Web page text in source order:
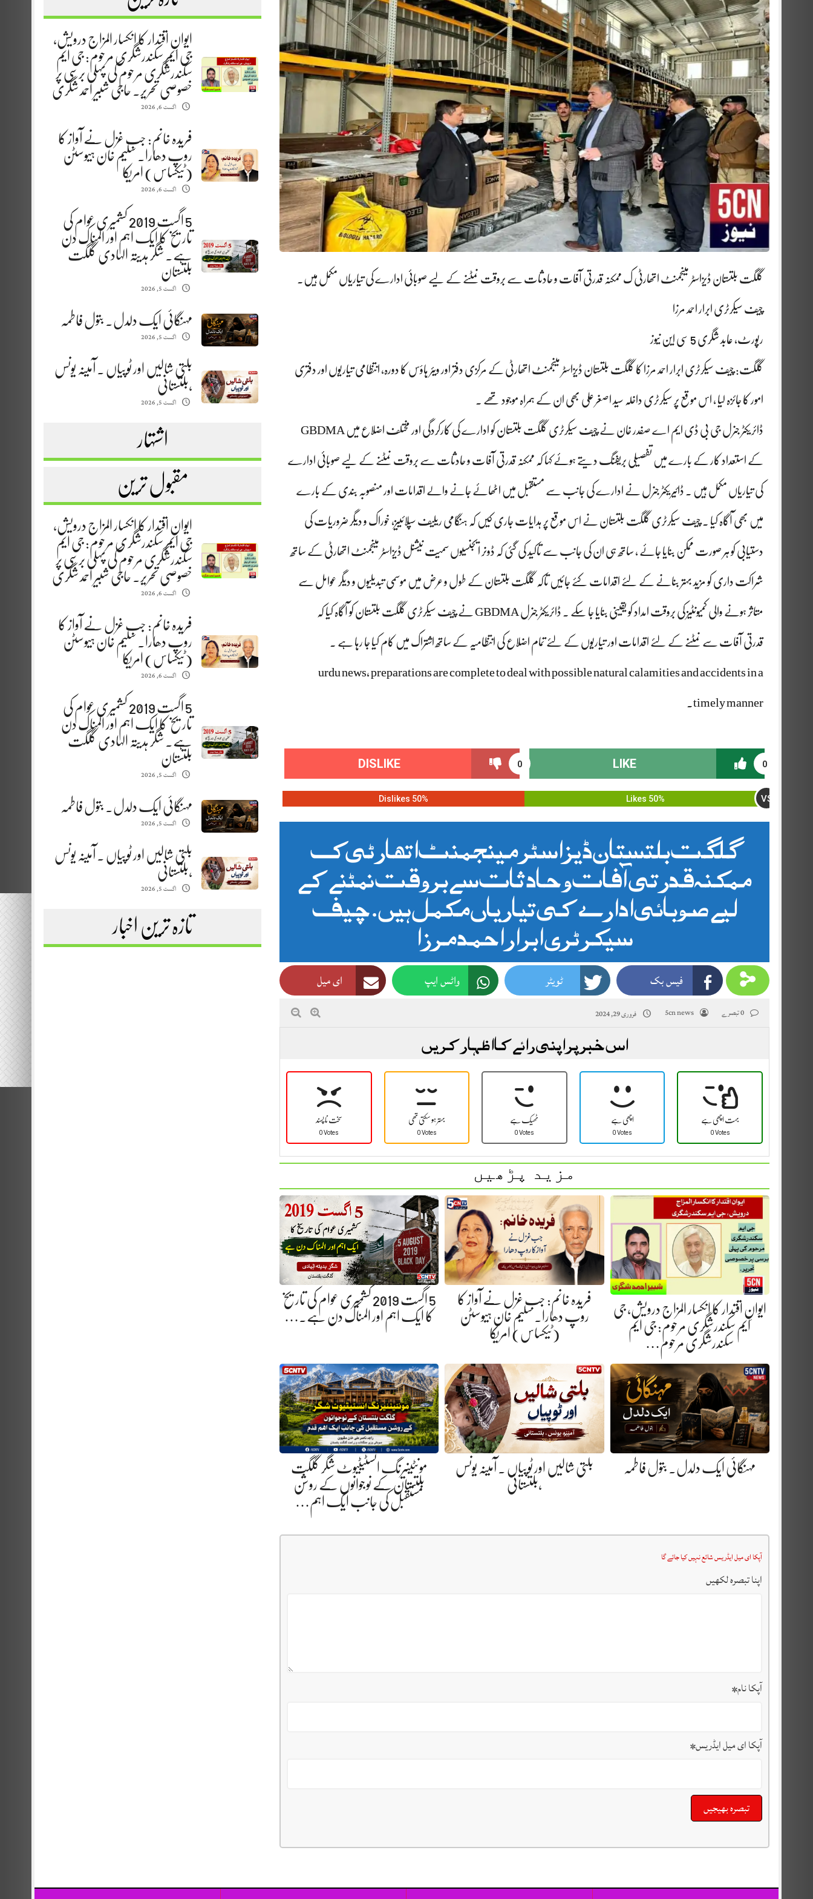
ایوانِ اقتدار کا انکسار المزاج درویش،
جی ایم سکندرشگری مرحوم: جی ایم
سکندرشگری مرحوم کی پہلی برسی پر
خصوصی تحریر. حاجی شبیر احمد شگری
اگست 6, 2026
فریدہ خانم: جب غزل نے آواز کا
روپ دھارا. سلیم خان ہیوسٹن
(ٹیکساس) امریکا
اگست 6, 2026
5 اگست 2019 کشمیری عوام کی
تاریخ کا ایک اہم اور المناک دن
ہے. شگر ہدیتہ الہادی گلگت
بلتستان
اگست 5, 2026
مہنگائی ایک دلدل. بتول فاطمہ
اگست 5, 2026
بلتی شالیں اور ٹوپیاں . آمینہ یونس
،بلتستانی
اگست 5, 2026
اشتہار
مقبول ترین
ایوانِ اقتدار کا انکسار المزاج درویش،
جی ایم سکندرشگری مرحوم: جی ایم
سکندرشگری مرحوم کی پہلی برسی پر
خصوصی تحریر. حاجی شبیر احمد شگری
اگست 6, 2026
فریدہ خانم: جب غزل نے آواز کا
روپ دھارا. سلیم خان ہیوسٹن
(ٹیکساس) امریکا
اگست 6, 2026
5 اگست 2019 کشمیری عوام کی
تاریخ کا ایک اہم اور المناک دن
ہے. شگر ہدیتہ الہادی گلگت
بلتستان
اگست 5, 2026
مہنگائی ایک دلدل. بتول فاطمہ
اگست 5, 2026
بلتی شالیں اور ٹوپیاں . آمینہ یونس
،بلتستانی
اگست 5, 2026
تازہ ترین اخبار
گلگت بلتستان ڈیزاسٹر مینجمنٹ اتھارٹی ک ممکنہ قدرتی آفات و حادثات سے بروقت نمٹنے کے لیے صوبائی ادارے کی تیاریاں مکمل ہیں.
چیف سیکرٹری ابرار احمد مرزا
رپورٹ، عابد شگری 5 سی این نیوز
گلگت: چیف سیکرٹری ابرار احمد مرزا کا گلگت بلتستان ڈیزاسٹر مینجمنٹ اتھارٹی کے مرکزی دفتر اور ویئر ہاؤس کا دورہ، انتظامی تیاریوں اور دفتری
امور کا جائزہ لیا ، اس موقع پر سیکرٹری داخلہ سید اصغر علی بھی ان کے ہمراہ موجود تھے ۔
ڈائریکٹر جنرل جی بی ڈی ایم اے صفدر خان نے چیف سیکرٹری گلگت بلتستان کو ادارے کی کارکردگی اور مختلف اضلاع میں GBDMA
کے استعداد کار کے بارے میں تفصیلی بریفنگ دیتے ہوئے کہا کہ ممکنہ قدرتی آفات و حادثات سے بروقت نمٹنے کے لیے صوبائی ادارے
کی تیاریاں مکمل ہیں ۔ ڈائیریکٹر جنرل نے ادارے کی جانب سے مستقبل میں اٹھائے جانے والے اقدامات اور منصوبہ بندی کے بارے
میں بھی آگاہ کیا ۔ چیف سیکرٹری گلگت بلتستان نے اس موقع پر ہدایات جاری کیں کہ ہنگامی ریلیف سپلائییز، خوراک و دیگر ضروریات کی
دستیابی کو ہر صورت ممکن بنایا جائے ، ساتھ ہی ان کی جانب سے تاکید کی گئی کہ ڈونر ایجنسیوں سمیت نیشنل ڈیزاسٹر مینجمنٹ اتھارٹی کے ساتھ
شراکت داری کو مزید بہتر بنانے کے لئے اقدامات کئے جائیں تاکہ گلگت بلتستان کے طول و عرض میں موسمی تبدیلیوں و دیگر عوامل سے
متاثر ہونے والی کمیونٹیز کی بروقت امداد کو یقینی بنایا جا سکے ۔ ڈائریکٹر جنرل GBDMA نے چیف سیکرٹری گلگت بلتستان کو آگاہ کیا کہ
قدرتی آفات سے نمٹنے کے لئے اقدامات اور تیاریوں کے لئے تمام اضلاع کی انتظامیہ کے ساتھ اشتراک میں کام کیا جا رہا ہے ۔
urdu news, preparations are complete to deal with possible natural calamities and accidents in a
timely manner.
0
LIKE
0
DISLIKE
50% Likes VS
50% Dislikes
گلگت بلتستان ڈیزاسٹر مینجمنٹ اتھارٹی ک
ممکنہ قدرتی آفات و حادثات سے بروقت نمٹنے کے
لیے صوبائی ادارے کی تیاریاں مکمل ہیں. چیف
سیکرٹری ابرار احمد مرزا
فیس بک ٹویٹر واٹس ایپ ای میل
5cn news فروری 29, 2024
اس خبر پر اپنی رائے کا اظہار کریں
سخت نا پسند
0 Votes
بہتر ہو سکتی تھی
0 Votes
ٹھیک ہے
0 Votes
اچھی ہے
0 Votes
بہت اچھی ہے
0 Votes
مزید پڑھیں
ایوانِ اقتدار کا انکسار المزاج درویش، جی
ایم سکندرشگری مرحوم: جی ایم
سکندرشگری مرحوم…
فریدہ خانم: جب غزل نے آواز کا
روپ دھارا. سلیم خان ہیوسٹن
(ٹیکساس) امریکا
5 اگست 2019 کشمیری عوام کی تاریخ
کا ایک اہم اور المناک دن ہے.…
مہنگائی ایک دلدل. بتول فاطمہ
بلتی شالیں اور ٹوپیاں . آمینہ یونس
،بلتستانی
مونٹینیرنگ انسٹیٹیوٹ شگر گلگت
بلتستان کے نوجوانوں کے روشن
مستقبل کی جانب ایک اہم…
آپکا ای میل ایڈریس شائع نہیں کیا جائے گا
اپنا تبصرہ لکھیں
آپکا نام*
آپکا ای میل ایڈریس*